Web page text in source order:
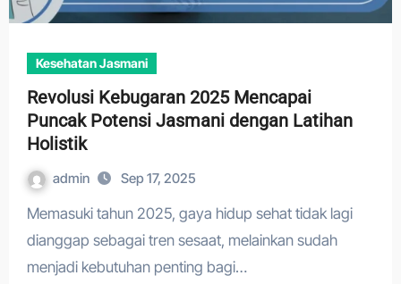
Kesehatan Jasmani
Revolusi Kebugaran 2025 Mencapai
Puncak Potensi Jasmani dengan Latihan
Holistik
admin Sep 17, 2025
Memasuki tahun 2025, gaya hidup sehat tidak lagi
dianggap sebagai tren sesaat, melainkan sudah
menjadi kebutuhan penting bagi…